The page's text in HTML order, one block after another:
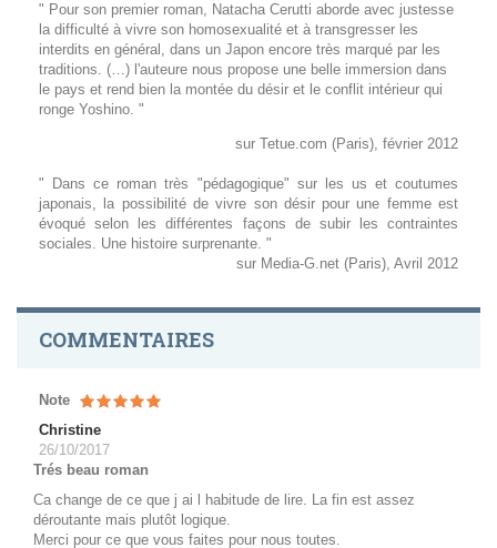
" Pour son premier roman, Natacha Cerutti aborde avec justesse
la difficulté à vivre son homosexualité et à transgresser les
interdits en général, dans un Japon encore très marqué par les
traditions. (…) l'auteure nous propose une belle immersion dans
le pays et rend bien la montée du désir et le conflit intérieur qui
ronge Yoshino. "
sur Tetue.com (Paris), février 2012
" Dans ce roman très "pédagogique" sur les us et coutumes
japonais, la possibilité de vivre son désir pour une femme est
évoqué selon les différentes façons de subir les contraintes
sociales. Une histoire surprenante. "
sur Media-G.net (Paris), Avril 2012
COMMENTAIRES
Note
Christine
26/10/2017
Trés beau roman
Ca change de ce que j ai l habitude de lire. La fin est assez
déroutante mais plutôt logique.
Merci pour ce que vous faites pour nous toutes.